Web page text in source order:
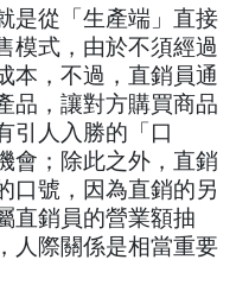
是從「生產端」直接
模式，由於不須經過
本，不過，直銷員通
品，讓對方購買商品
引人入勝的「口
會；除此之外，直銷
口號，因為直銷的另
直銷員的營業額抽
人際關係是相當重要